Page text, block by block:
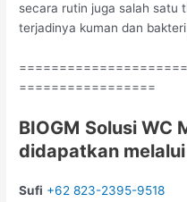
secara rutin juga salah satu
terjadinya kuman dan
=================
BIOGM Solusi WC
didapatkan melalui
Sufi +62 823-2395-9518